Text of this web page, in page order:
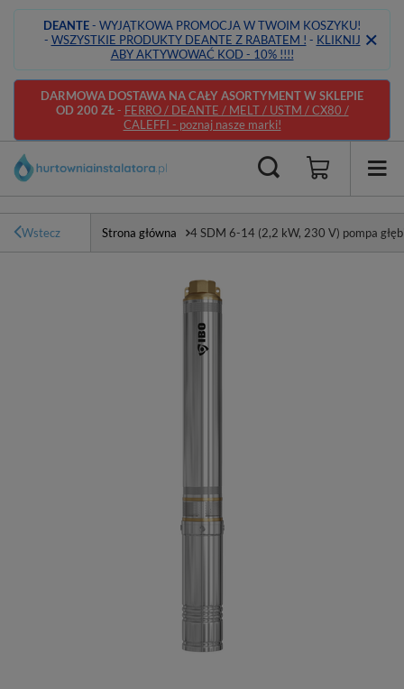
DEANTE- WYJĄTKOWA PROMOCJA W TWOIM KOSZYKU!
- WSZYSTKIE PRODUKTY DEANTE Z RABATEM ! - KLIKNIJ
ABY AKTYWOWAĆ KOD - 10% !!!!
DARMOWA DOSTAWA NA CAŁY ASORTYMENT W SKLEPIE
OD 200 ZŁ- FERRO / DEANTE / MELT / USTM / CX80 /
CALEFFI - poznaj nasze marki!
Wstecz Strona główna 4 SDM 6-14 (2,2 kW, 230 V) pompa